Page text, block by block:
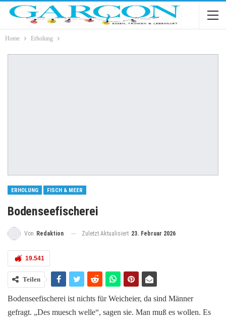
Home Erholung
ERHOLUNG FISCH & MEER
Bodenseefischerei
Von Redaktion Zuletzt Aktualisiert 23. Februar 2026
19.541
Teilen
Bodenseefischerei ist nichts für Weicheier, da sind Männer
gefragt. „Des muesch welle“, sagen sie. Man muß es wollen. Es